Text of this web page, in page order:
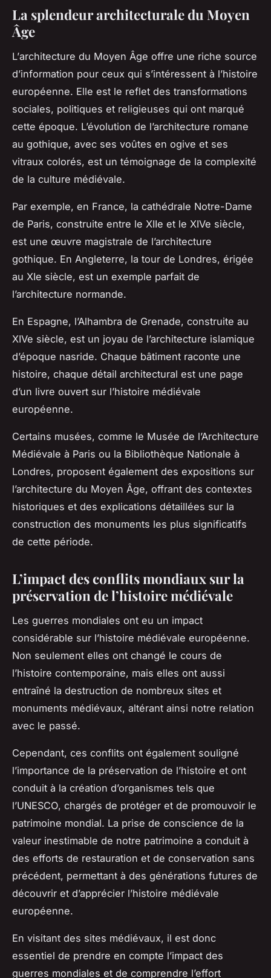
La splendeur architecturale du Moyen
Âge
L’architecture du Moyen Âge offre une riche source
d’information pour ceux qui s’intéressent à l’histoire
européenne. Elle est le reflet des transformations
sociales, politiques et religieuses qui ont marqué
cette époque. L’évolution de l’architecture romane
au gothique, avec ses voûtes en ogive et ses
vitraux colorés, est un témoignage de la complexité
de la culture médiévale.
Par exemple, en France, la cathédrale Notre-Dame
de Paris, construite entre le XIIe et le XIVe siècle,
est une œuvre magistrale de l’architecture
gothique. En Angleterre, la tour de Londres, érigée
au XIe siècle, est un exemple parfait de
l’architecture normande.
En Espagne, l’Alhambra de Grenade, construite au
XIVe siècle, est un joyau de l’architecture islamique
d’époque nasride. Chaque bâtiment raconte une
histoire, chaque détail architectural est une page
d’un livre ouvert sur l’histoire médiévale
européenne.
Certains musées, comme le Musée de l’Architecture
Médiévale à Paris ou la Bibliothèque Nationale à
Londres, proposent également des expositions sur
l’architecture du Moyen Âge, offrant des contextes
historiques et des explications détaillées sur la
construction des monuments les plus significatifs
de cette période.
L’impact des conflits mondiaux sur la
préservation de l’histoire médiévale
Les guerres mondiales ont eu un impact
considérable sur l’histoire médiévale européenne.
Non seulement elles ont changé le cours de
l’histoire contemporaine, mais elles ont aussi
entraîné la destruction de nombreux sites et
monuments médiévaux, altérant ainsi notre relation
avec le passé.
Cependant, ces conflits ont également souligné
l’importance de la préservation de l’histoire et ont
conduit à la création d’organismes tels que
l’UNESCO, chargés de protéger et de promouvoir le
patrimoine mondial. La prise de conscience de la
valeur inestimable de notre patrimoine a conduit à
des efforts de restauration et de conservation sans
précédent, permettant à des générations futures de
découvrir et d’apprécier l’histoire médiévale
européenne.
En visitant des sites médiévaux, il est donc
essentiel de prendre en compte l’impact des
guerres mondiales et de comprendre l’effort